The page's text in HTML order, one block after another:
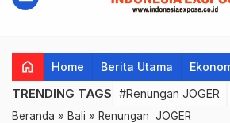
home Home Berita Utama
TRENDING TAGS #Renungan JOGER
Beranda » Bali » Renungan JOGER